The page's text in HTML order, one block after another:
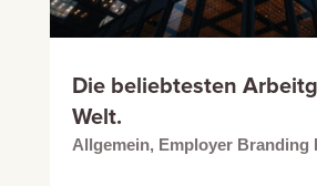
Die beliebtesten
Welt.
Allgemein, Employer Branding